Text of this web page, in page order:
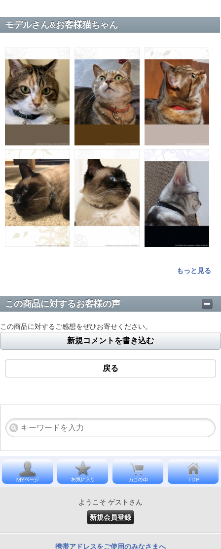
モデルさん&お客様猫ちゃん
もっと見る
この商品に対するお客様の声
この商品に対するご感想をぜひお寄せください。
新規コメントを書き込む
戻る
ようこそ ゲストさん
新規会員登録
携帯アドレスをご使用のみなさまへ